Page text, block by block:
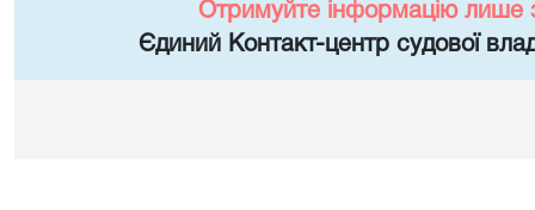
Отримуйте інформацію лише
Єдиний Контакт-центр судової